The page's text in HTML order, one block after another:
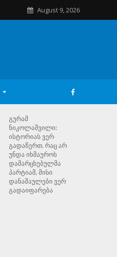
August 9, 2026
გურამ
ნიკოლაშვილი:
ისტორიას ვერ
გადაწერთ. რაც არ
უნდა იხმაუროს
დამარცხებულმა
პარტიამ, მისი
დანაშაულები ვერ
გადაიფარება